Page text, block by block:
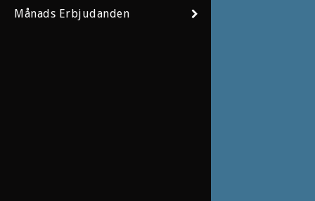
Månads Erbjudanden